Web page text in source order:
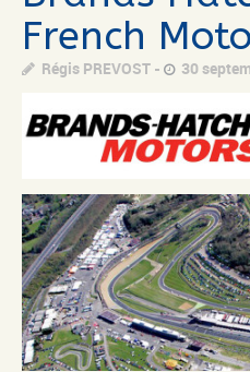
French
Régis PREVOST 30